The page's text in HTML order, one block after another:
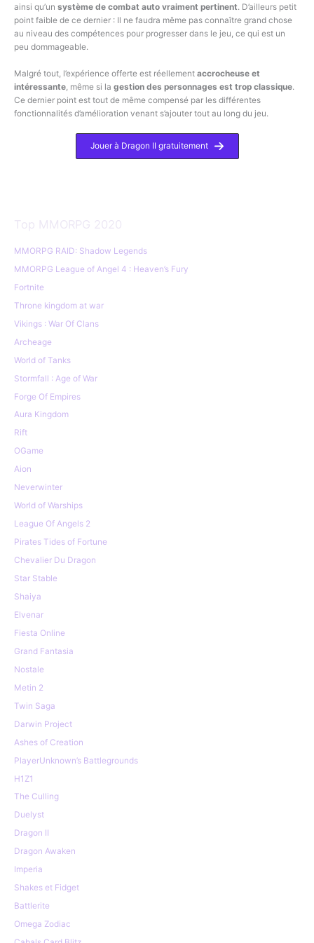
ainsi qu’un système de combat auto vraiment pertinent. D’ailleurs petit
point faible de ce dernier : Il ne faudra même pas connaître grand chose
au niveau des compétences pour progresser dans le jeu, ce qui est un
peu dommageable.
Malgré tout, l’expérience offerte est réellement accrocheuse et
intéressante , même si la gestion des personnages est trop classique.
Ce dernier point est tout de même compensé par les différentes
fonctionnalités d’amélioration venant s’ajouter tout au long du jeu.
Jouer à Dragon II gratuitement
Top MMORPG 2020
MMORPG RAID: Shadow Legends
MMORPG League of Angel 4 : Heaven’s Fury
Fortnite
Throne kingdom at war
Vikings : War Of Clans
Archeage
World of Tanks
Stormfall : Age of War
Forge Of Empires
Aura Kingdom
Rift
OGame
Aion
Neverwinter
World of Warships
League Of Angels 2
Pirates Tides of Fortune
Chevalier Du Dragon
Star Stable
Shaiya
Elvenar
Fiesta Online
Grand Fantasia
Nostale
Metin 2
Twin Saga
Darwin Project
Ashes of Creation
PlayerUnknown’s Battlegrounds
H1Z1
The Culling
Duelyst
Dragon II
Dragon Awaken
Imperia
Shakes et Fidget
Battlerite
Omega Zodiac